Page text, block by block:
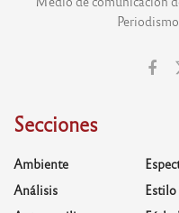
Secciones
Ambiente
Análisis
Estilo